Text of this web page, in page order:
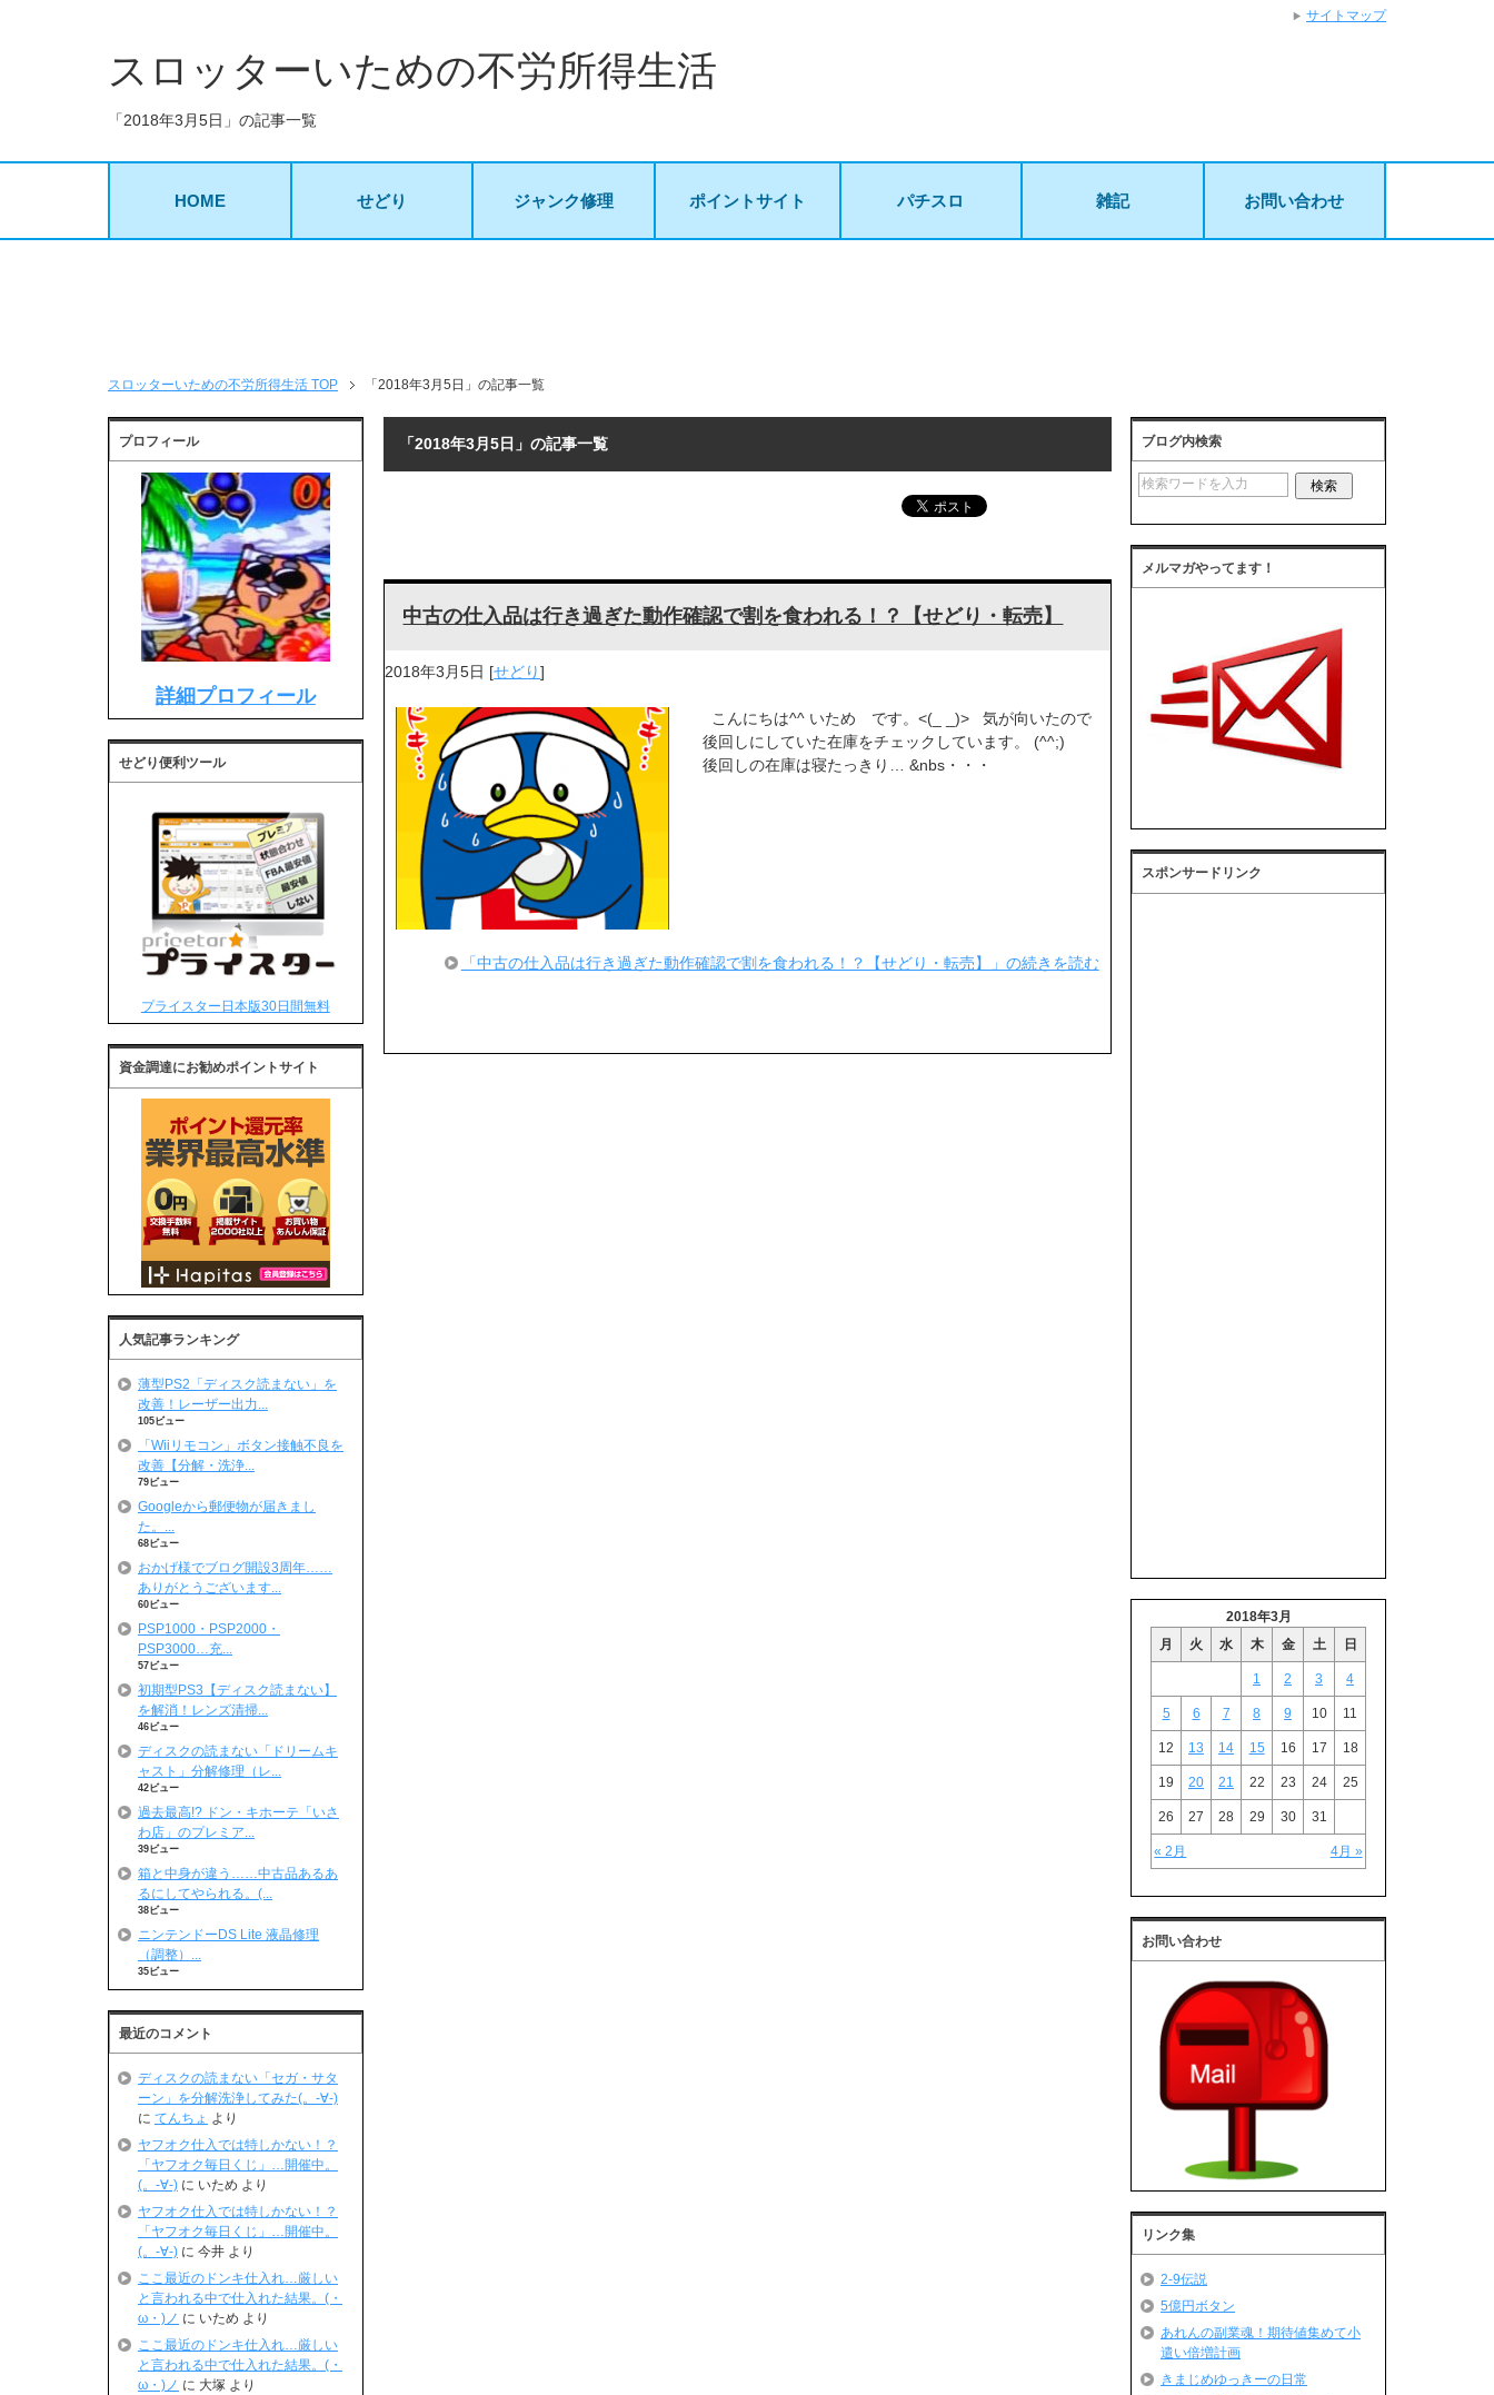
スロッターいための不労所得生活
「2018年3月5日」の記事一覧
HOME せどり ジャンク修理 ポイントサイト パチスロ 雑記 お問い合わせ
スロッターいための不労所得生活 TOP 「2018年3月5日」の記事一覧
「2018年3月5日」の記事一覧
中古の仕入品は行き過ぎた動作確認で割を食われる！？【せどり・転売】
2018年3月5日 [せどり]
こんにちは^^ いため です。<(_ _)> 気が向いたので
後回しにしていた在庫をチェックしています。 (^^;)
後回しの在庫は寝たっきり… &nbs・・・
「中古の仕入品は行き過ぎた動作確認で割を食われる！？【せどり・転売】」の続きを読む
プロフィール
詳細プロフィール
せどり便利ツール
プライスター日本版30日間無料
資金調達にお勧めポイントサイト
人気記事ランキング
薄型PS2「ディスク読まない」を
改善！レーザー出力...
105ビュー
「Wiiリモコン」ボタン接触不良を
改善【分解・洗浄...
79ビュー
Googleから郵便物が届きまし
た。...
68ビュー
おかげ様でブログ開設3周年……
ありがとうございます...
60ビュー
PSP1000・PSP2000・
PSP3000…充...
57ビュー
初期型PS3【ディスク読まない】
を解消！レンズ清掃...
46ビュー
ディスクの読まない「ドリームキ
ャスト」分解修理（レ...
42ビュー
過去最高!? ドン・キホーテ「いさ
わ店」のプレミア...
39ビュー
箱と中身が違う……中古品あるあ
るにしてやられる。(...
38ビュー
ニンテンドーDS Lite 液晶修理
（調整）...
35ビュー
最近のコメント
ディスクの読まない「セガ・サタ
ーン」を分解洗浄してみた(。-∀-)
に てんちょ より
ヤフオク仕入では特しかない！？
「ヤフオク毎日くじ」…開催中。
(。-∀-) に いため より
ヤフオク仕入では特しかない！？
「ヤフオク毎日くじ」…開催中。
(。-∀-) に 今井 より
ここ最近のドンキ仕入れ…厳しい
と言われる中で仕入れた結果。(・
ω・)ノ に いため より
ここ最近のドンキ仕入れ…厳しい
と言われる中で仕入れた結果。(・
ω・)ノ に 大塚 より
ブログ内検索
メルマガやってます！
スポンサードリンク
2018年3月
月
火 水 木 金 土 日
« 2月 4月 »
1 2 3 4
5 6 7 8 9 10 11
12 13 14 15 16 17 18
19 20 21 22 23 24 25
26 27 28 29 30 31
お問い合わせ
リンク集
2-9伝説
5億円ボタン
あれんの副業魂！期待値集めて小
遣い倍増計画
きまじめゆっきーの日常
サイトマップ